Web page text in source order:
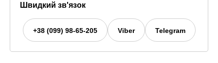
Швидкий зв'язок
+38 (099) 98-65-205 Viber Telegram